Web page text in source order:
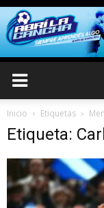
Inicio Etiquetas
Etiqueta: